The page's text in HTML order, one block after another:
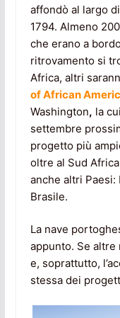
affondò al largo
1794. Almeno
che erano a
ritrovamento si
Africa, altri
of African
Washington, la
settembre
progetto più
oltre al Sud
anche altri Paesi:
Brasile.
La nave
appunto. Se
e, soprattutto,
stessa dei